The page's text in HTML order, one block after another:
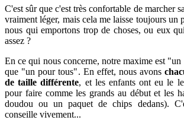
C'est sûr que c'est très confortable de marcher
vraiment léger, mais cela me laisse toujours un
nous qui emportons trop de choses, ou eux
assez ?
En ce qui nous concerne, notre maxime est
que "un pour tous". En effet, nous avons
de taille différente, et les enfants ont eu le
pour faire comme les grands au début et les
doudou ou un paquet de chips dedans).
conseille vivement...